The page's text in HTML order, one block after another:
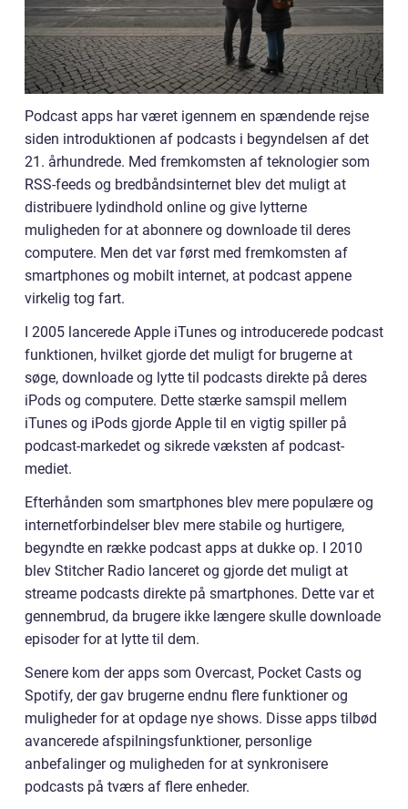
Podcast apps har været igennem en spændende rejse
siden introduktionen af podcasts i begyndelsen af det
21. århundrede. Med fremkomsten af teknologier som
RSS-feeds og bredbåndsinternet blev det muligt at
distribuere lydindhold online og give lytterne
muligheden for at abonnere og downloade til deres
computere. Men det var først med fremkomsten af
smartphones og mobilt internet, at podcast appene
virkelig tog fart.
I 2005 lancerede Apple iTunes og introducerede podcast
funktionen, hvilket gjorde det muligt for brugerne at
søge, downloade og lytte til podcasts direkte på deres
iPods og computere. Dette stærke samspil mellem
iTunes og iPods gjorde Apple til en vigtig spiller på
podcast-markedet og sikrede væksten af podcast-
mediet.
Efterhånden som smartphones blev mere populære og
internetforbindelser blev mere stabile og hurtigere,
begyndte en række podcast apps at dukke op. I 2010
blev Stitcher Radio lanceret og gjorde det muligt at
streame podcasts direkte på smartphones. Dette var et
gennembrud, da brugere ikke længere skulle downloade
episoder for at lytte til dem.
Senere kom der apps som Overcast, Pocket Casts og
Spotify, der gav brugerne endnu flere funktioner og
muligheder for at opdage nye shows. Disse apps tilbød
avancerede afspilningsfunktioner, personlige
anbefalinger og muligheden for at synkronisere
podcasts på tværs af flere enheder.